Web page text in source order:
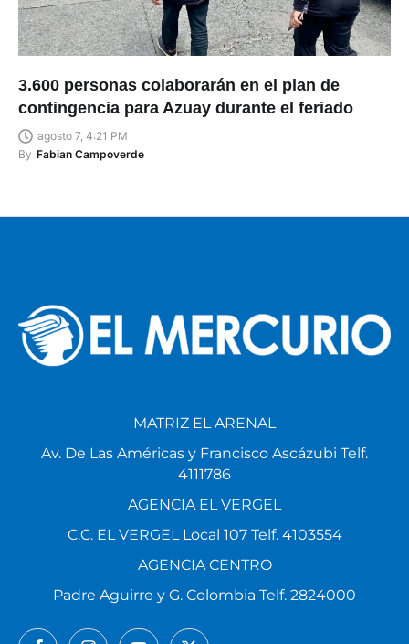
3.600 personas colaborarán en el plan de
contingencia para Azuay durante el feriado
agosto 7, 4:21 PM
By Fabian Campoverde
MATRIZ EL ARENAL
Av. De Las Américas y Francisco Ascázubi Telf.
4111786
AGENCIA EL VERGEL
C.C. EL VERGEL Local 107 Telf. 4103554
AGENCIA CENTRO
Padre Aguirre y G. Colombia Telf. 2824000